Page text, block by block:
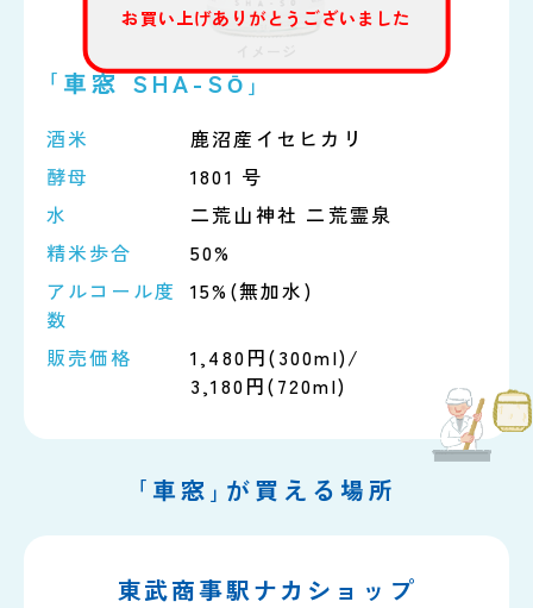
お買い上げありがとうございました
｢車窓 SHA-SŌ｣
酒米 鹿沼産 イセヒカリ
酵母
1801 号
水
二荒山神社 二荒霊泉
精米歩合
50%
アルコール度
数
15%(無加水)
販売価格
1,480円(300ml)/
3,180円(720ml)
｢車窓｣が買える場所
東武商事駅ナカショップ